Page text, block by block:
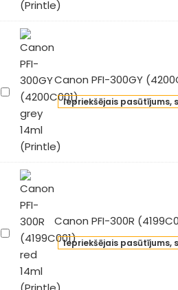
photo
magenta
14ml
(Printle)
Canon
300GY
(4200C001)
14ml
(Printle)
Canon PFI-300GY
Iepriekšējais pasūtījums,
Canon
300R
(4199C001)
Canon PFI-300R
Iepriekšējais pasūtījums,